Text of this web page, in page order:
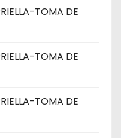
TOMA DE
TOMA DE
TOMA DE